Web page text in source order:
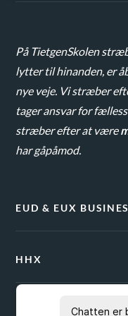
På TietgenSkolen
lytter til hinanden, er
nye veje. Vi stræber
tager ansvar for
stræber efter at være
har gåpåmod.
EUD & EUX
HHX
KURSUSPORTALEN
Chatten er